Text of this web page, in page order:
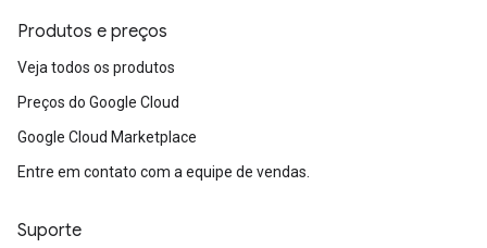
Produtos e preços
Veja todos os produtos
Preços do Google Cloud
Google Cloud Marketplace
Entre em contato com a equipe de vendas.
Suporte